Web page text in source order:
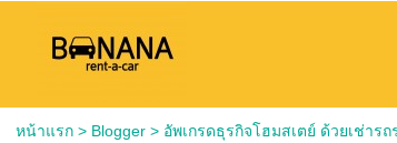
หน้าแรก> Blogger> อัพเกรดธุรกิจโฮมสเตย์ ด้วยเช่าร